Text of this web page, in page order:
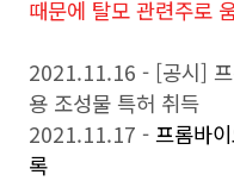
때문에 탈모 관련주로
2021.11.16 - [공시]
용 조성물 특허 취득
2021.11.17 - 프롬바
록